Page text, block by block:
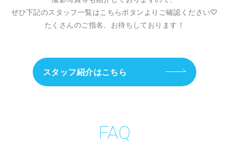
ぜひ下記のスタッフ一覧はこちらボタンよりご確認ください♡
たくさんのご指名、お待ちしております！
スタッフ紹介はこちら
FAQ